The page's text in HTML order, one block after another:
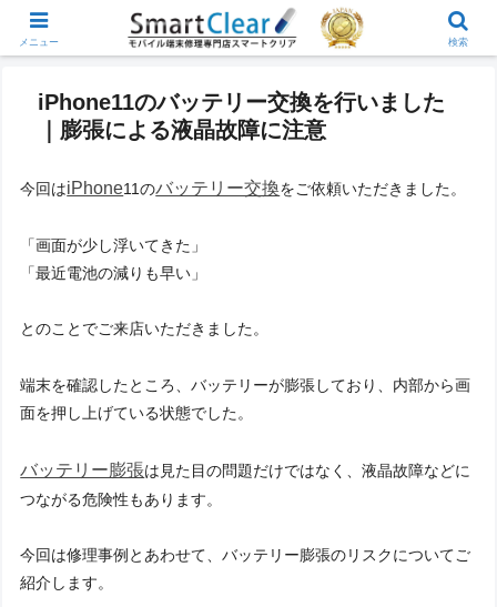
iPhone11のバッテリー交換を行いました
｜膨張による液晶故障に注意
今回はiPhone11のバッテリー交換をご依頼いただきました。
「画面が少し浮いてきた」
「最近電池の減りも早い」
とのことでご来店いただきました。
端末を確認したところ、バッテリーが膨張しており、内部から画
面を押し上げている状態でした。
バッテリー膨張は見た目の問題だけではなく、液晶故障などに
つながる危険性もあります。
今回は修理事例とあわせて、バッテリー膨張のリスクについてご
紹介します。
メニュー 検索